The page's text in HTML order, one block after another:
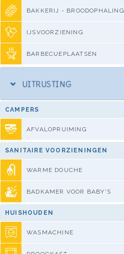
BAKKERIJ - BROODOPHALING
IJSVOORZIENING
BARBECUEPLAATSEN
UITRUSTING
CAMPERS
AFVALOPRUIMING
SANITAIRE VOORZIENINGEN
WARME DOUCHE
BADKAMER VOOR BABY'S
HUISHOUDEN
WASMACHINE